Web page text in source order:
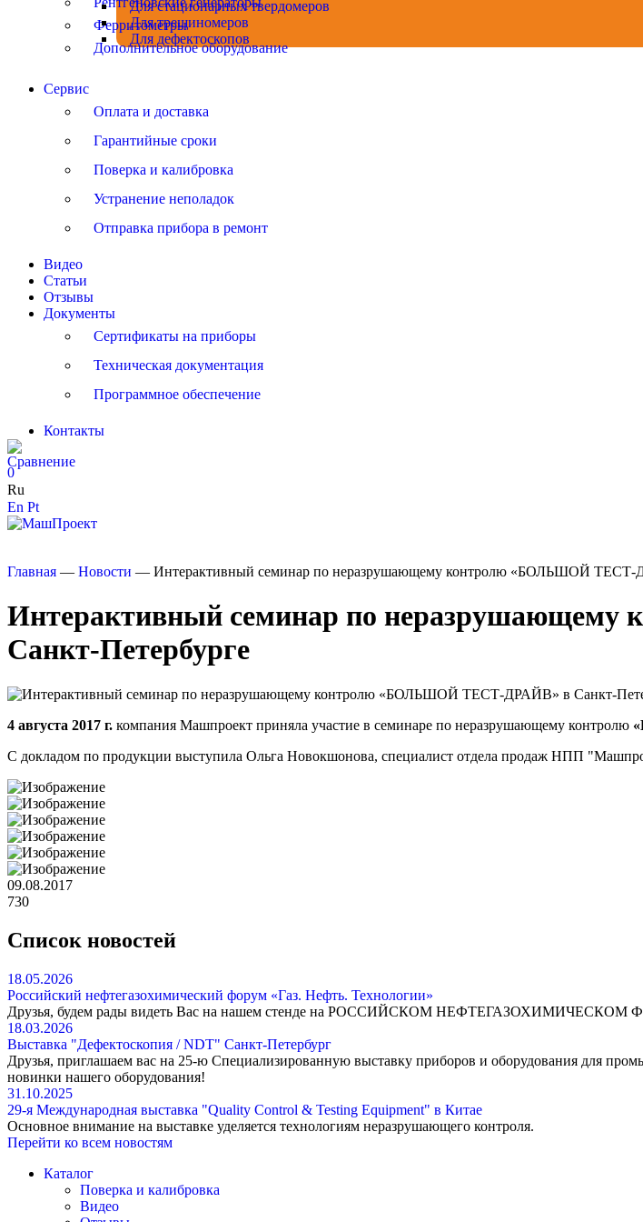
Ферритометры
Дополнительное оборудование
Для стационарных твердомеров
Для трещиномеров
Для дефектоскопов
Сервис
Оплата и доставка
Гарантийные сроки
Поверка и калибровка
Устранение неполадок
Отправка прибора в ремонт
Видео
Статьи
Отзывы
Документы
Сертификаты на приборы
Техническая документация
Программное обеспечение
Контакты
0
Ru
En Pt
Главная — Новости — Интерактивный семинар по неразрушающему контролю «БОЛЬШОЙ ТЕСТ-
Интерактивный семинар по
Санкт-Петербурге
4 августа 2017 г. компания Машпроект приняла участие в семинаре по неразрушающему контролю
С докладом по продукции выступила Ольга Новокшонова, специалист отдела продаж НПП
09.08.2017
730
Список новостей
18.05.2026
Российский нефтегазохимический форум «Газ. Нефть. Технологии»
Друзья, будем рады видеть Вас на нашем стенде на РОССИЙСКОМ НЕФТЕГАЗОХИМИЧЕСКОМ
18.03.2026
Выставка "Дефектоскопия / NDT" Санкт-Петербург
Друзья, приглашаем вас на 25-ю Специализированную выставку приборов и оборудования для
новинки нашего оборудования!
31.10.2025
29-я Международная выставка "Quality Control & Testing Equipment" в Китае
Основное внимание на выставке уделяется технологиям неразрушающего контроля.
Перейти ко всем новостям
Каталог
Поверка и калибровка
Видео